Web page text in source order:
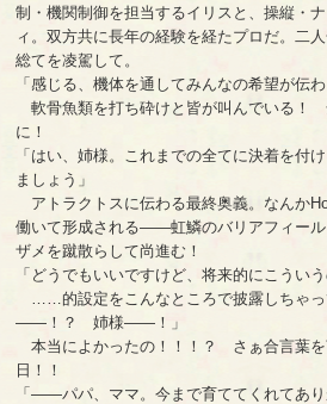
制・機関制御を担当するイリスと、操縦・
ィ。双方共に長年の経験を経たプロだ。二
総てを凌駕して。
「感じる、機体を通してみんなの希望が伝わ
軟骨魚類を打ち砕けと皆が叫んでいる！
に！
「はい、姉様。これまでの全てに決着を付
ましょう」
アトラクトスに伝わる最終奥義。なんか
働いて形成される――虹鱗のバリアフィー
ザメを蹴散らして尚進む！
「どうでもいいですけど、将来的にこうい
……的設定をこんなところで披露しちゃっ
――！？ 姉様――！」
本当によかったの！！！？ さぁ合言葉
日！！
「――パパ、ママ。今まで育ててくれてあり